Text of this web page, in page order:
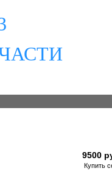
9500
Купить